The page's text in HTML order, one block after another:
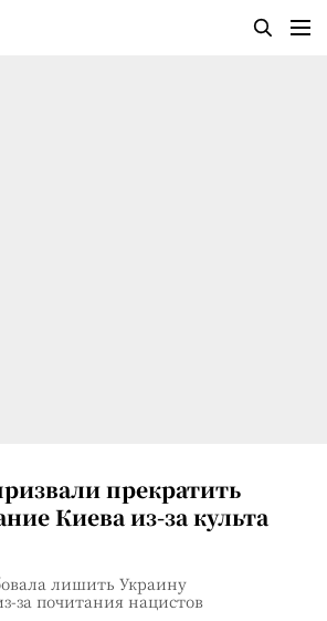
прекратить
Киева из-за культа
лишить Украину
за почитания нацистов